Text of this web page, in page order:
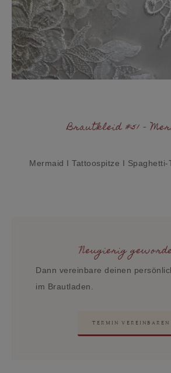
Brautkleid #51 -
Mermaid I Tattoospitze I Spaghetti-
Neugierig
Dann vereinbare deinen
im Brautladen.
TERMIN VEREINBAREN